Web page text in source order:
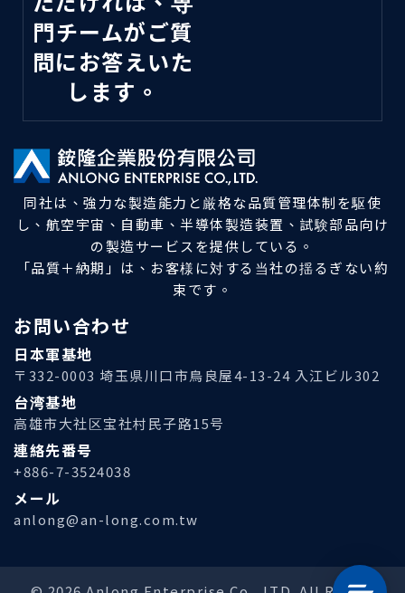
門チームがご質
問にお答えいた
します。
同社は、強力な製造能力と厳格な品質管理体制を駆使
し、航空宇宙、自動車、半導体製造装置、試験部品向け
の製造サービスを提供している。
「品質＋納期」は、お客様に対する当社の揺るぎない約
束です。
お問い合わせ
日本軍基地
〒332-0003 埼玉県川口市鳥良屋4-13-24 入江ビル302
台湾基地
高雄市大社区宝社村民子路15号
連絡先番号
+886-7-3524038
メール
anlong@an-long.com.tw